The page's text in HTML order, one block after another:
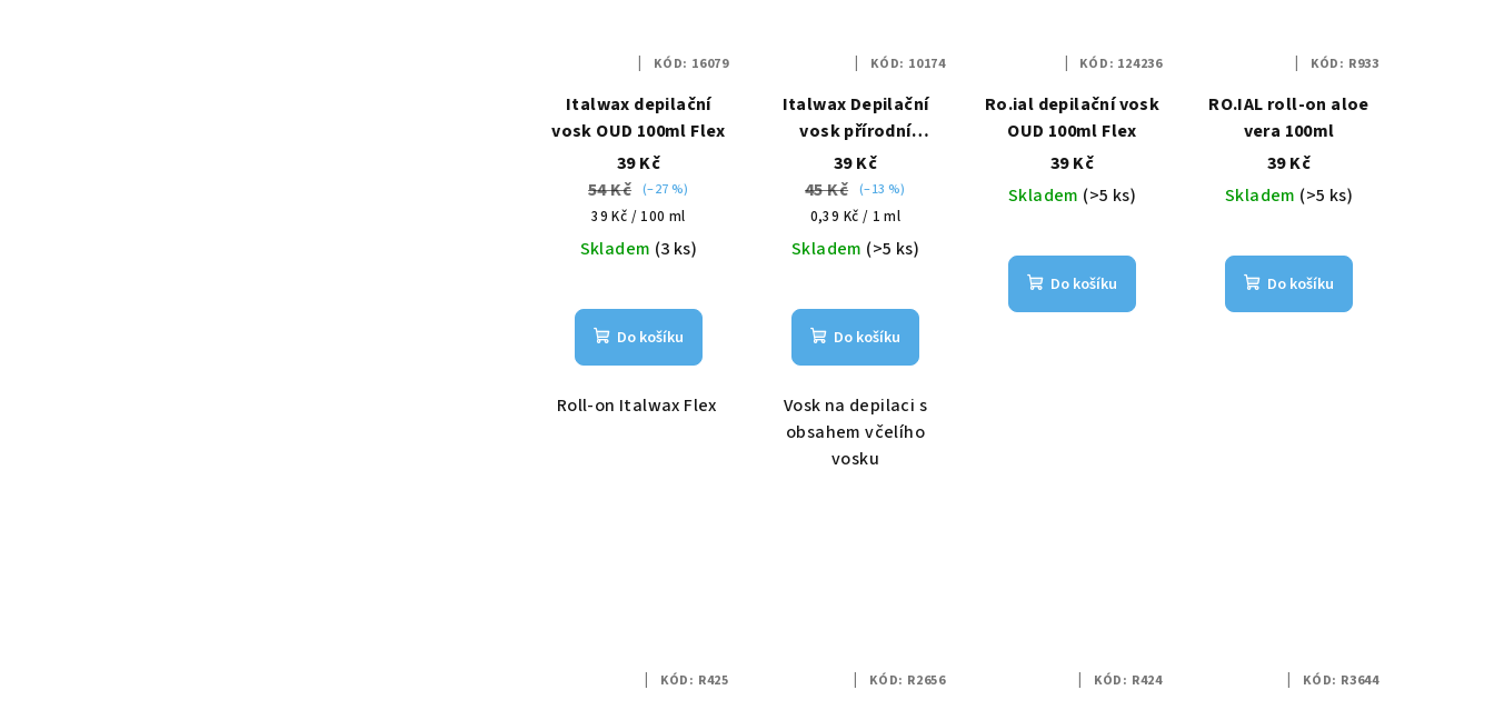
Italwax depilační
vosk OUD 100ml Flex
39 Kč
54 Kč (–27 %)
Měrná
cena:
39 Kč / 100 ml
Skladem (3 ks)
Do košíku
Roll-on Italwax Flex
KÓD: 16079
Italwax Depilační
vosk přírodní
medový 100g
39 Kč
45 Kč (–13 %)
Měrná
cena:
0,39 Kč / 1 ml
Skladem (>5 ks)
Do košíku
Vosk na depilaci s
obsahem včelího
vosku
KÓD: 10174
Ro.ial depilační vosk
OUD 100ml Flex
39 Kč
Skladem (>5 ks)
Do košíku
KÓD: 124236
RO.IAL roll-on aloe
vera 100ml
39 Kč
Skladem (>5 ks)
Do košíku
KÓD: R933
KÓD: R425 KÓD: R2656 KÓD: R424 KÓD: R3644